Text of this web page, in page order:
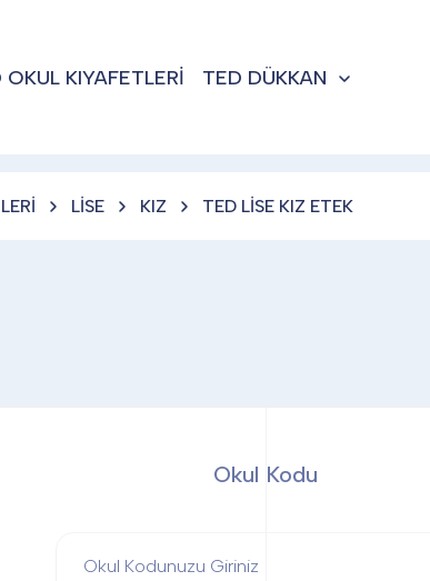
OKUL KIYAFETLERİ TED DÜKKAN
LİSE KIZ TED LİSE KIZ ETEK
Okul Kodu